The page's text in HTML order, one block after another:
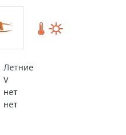
Летние
V
нет
нет